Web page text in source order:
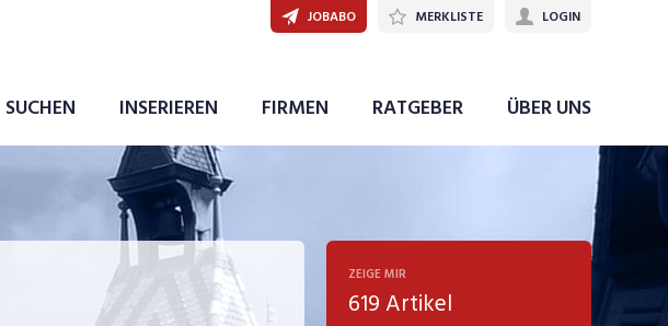
SUCHEN INSERIEREN FIRMEN RATGEBER ÜBER UNS
JOBABO MERKLISTE LOGIN
ZEIGE MIR
619 Artikel